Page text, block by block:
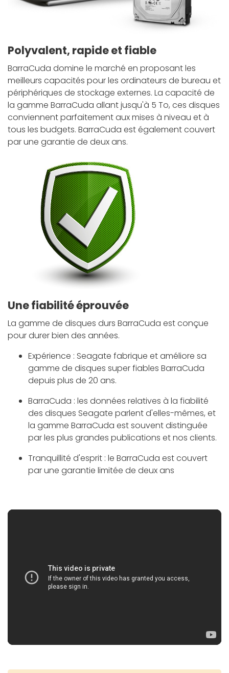
Polyvalent, rapide et fiable
BarraCuda domine le marché en proposant les
meilleurs capacités pour les ordinateurs de bureau et
périphériques de stockage externes. La capacité de
la gamme BarraCuda allant jusqu'à 5 To, ces disques
conviennent parfaitement aux mises à niveau et à
tous les budgets. BarraCuda est également couvert
par une garantie de deux ans.
Une fiabilité éprouvée
La gamme de disques durs BarraCuda est conçue
pour durer bien des années.
Expérience : Seagate fabrique et améliore sa
gamme de disques super fiables BarraCuda
depuis plus de 20 ans.
BarraCuda : les données relatives à la fiabilité
des disques Seagate parlent d'elles-mêmes, et
la gamme BarraCuda est souvent distinguée
par les plus grandes publications et nos clients.
Tranquillité d'esprit : le BarraCuda est couvert
par une garantie limitée de deux ans